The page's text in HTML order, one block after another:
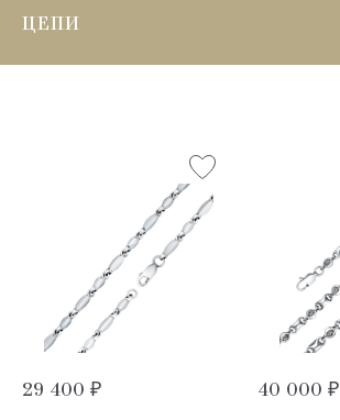
ЦЕПИ
29 400 ₽ 40 000 ₽